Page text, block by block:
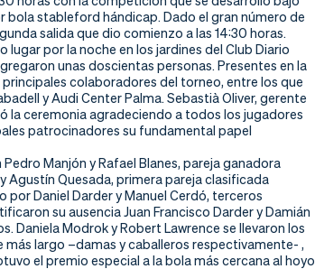
bola stableford hándicap. Dado el gran número de
salida que dio comienzo a las 14:30 horas.
lugar por la noche en los jardines del Club Diario
unas doscientas personas. Presentes en la
colaboradores del torneo, entre los que
y Audi Center Palma. Sebastià Oliver, gerente
la ceremonia agradeciendo a todos los jugadores
patrocinadores su fundamental papel
Manjón y Rafael Blanes, pareja ganadora
Agustín Quesada, primera pareja clasificada
por Daniel Darder y Manuel Cerdó, terceros
su ausencia Juan Francisco Darder y Damián
Daniela Modrok y Robert Lawrence se llevaron los
más largo –damas y caballeros respectivamente- ,
el premio especial a la bola más cercana al hoyo